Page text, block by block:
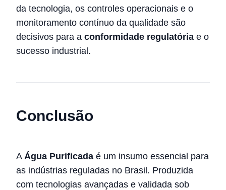
da tecnologia, os controles operacionais e o
monitoramento contínuo da qualidade são
decisivos para a conformidade regulatória e o
sucesso industrial.
Conclusão
A Água Purificada é um insumo essencial para
as indústrias reguladas no Brasil. Produzida
com tecnologias avançadas e validada sob